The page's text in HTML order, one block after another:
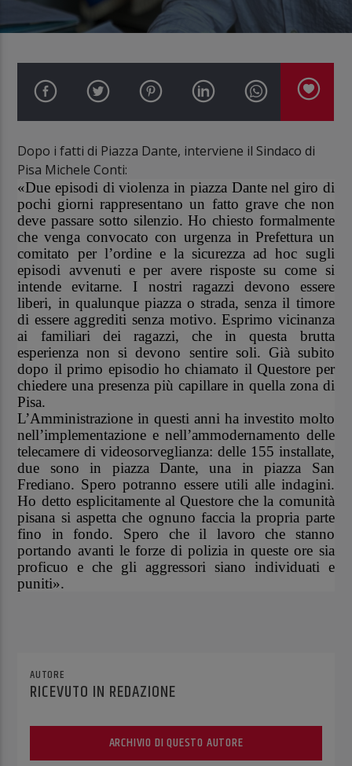
Dopo i fatti di Piazza Dante, interviene il Sindaco di
Pisa Michele Conti:
«Due episodi di violenza in piazza Dante nel giro di
pochi giorni rappresentano un fatto grave che non
deve passare sotto silenzio. Ho chiesto formalmente
che venga convocato con urgenza in Prefettura un
comitato per l’ordine e la sicurezza ad hoc sugli
episodi avvenuti e per avere risposte su come si
intende evitarne. I nostri ragazzi devono essere
liberi, in qualunque piazza o strada, senza il timore
di essere aggrediti senza motivo. Esprimo vicinanza
ai familiari dei ragazzi, che in questa brutta
esperienza non si devono sentire soli. Già subito
dopo il primo episodio ho chiamato il Questore per
chiedere una presenza più capillare in quella zona di
Pisa.
L’Amministrazione in questi anni ha investito molto
nell’implementazione e nell’ammodernamento delle
telecamere di videosorveglianza: delle 155 installate,
due sono in piazza Dante, una in piazza San
Frediano. Spero potranno essere utili alle indagini.
Ho detto esplicitamente al Questore che la comunità
pisana si aspetta che ognuno faccia la propria parte
fino in fondo. Spero che il lavoro che stanno
portando avanti le forze di polizia in queste ore sia
proficuo e che gli aggressori siano individuati e
puniti».
AUTORE
RICEVUTO IN REDAZIONE
ARCHIVIO DI QUESTO AUTORE